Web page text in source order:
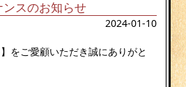
スのお知らせ
2024-01-10
をご愛顧いただき誠にありがと